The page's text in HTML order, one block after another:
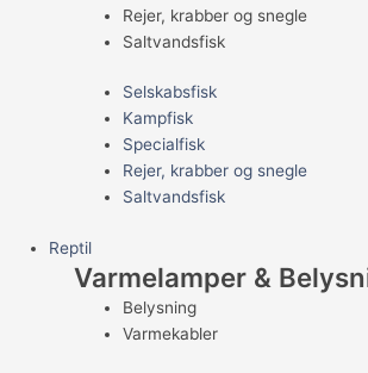
Rejer, krabber og snegle
Saltvandsfisk
Selskabsfisk
Kampfisk
Specialfisk
Rejer, krabber og snegle
Saltvandsfisk
Reptil
Varmelamper &
Belysning
Varmekabler